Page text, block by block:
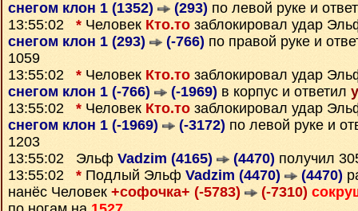
снегом клон 1 (1352)
(293) по левой руке и
13:55:02 * Человек Кто.то заблокировал удар
снегом клон 1 (293)
(-766) по правой руке и
1059
13:55:02 * Человек Кто.то заблокировал удар
снегом клон 1 (-766)
(-1969) в корпус и ответил
13:55:02 * Человек Кто.то заблокировал удар
снегом клон 1 (-1969)
(-3172) по левой руке и
1203
13:55:02 Эльф Vadzim (4165) (4470) получил
13:55:02 * Подлый Эльф Vadzim (4470) (4470)
нанёс Человек +софочка+ (-5783) (-7310)